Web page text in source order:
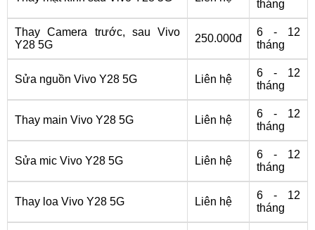
tháng
Thay Camera trước, sau Vivo
Y28 5G
250.000đ
6 - 12
tháng
Sửa nguồn Vivo Y28 5G Liên hệ
6 - 12
tháng
Thay main Vivo Y28 5G Liên hệ
6 - 12
tháng
Sửa mic Vivo Y28 5G Liên hệ
6 - 12
tháng
Thay loa Vivo Y28 5G Liên hệ
6 - 12
tháng